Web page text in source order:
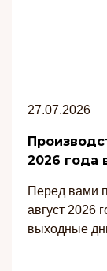
27.07.2026
2026 года
Перед вами
август 2026
выходные